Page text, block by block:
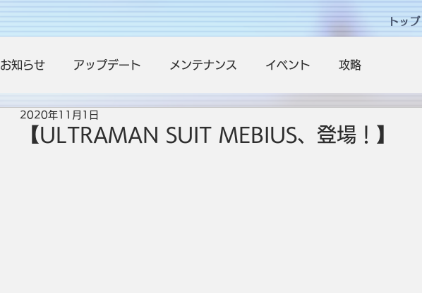
トップ
お知らせ アップデート メンテナンス イベント 攻略
【ULTRAMAN SUIT MEBIUS、登場！】
2020年11月1日